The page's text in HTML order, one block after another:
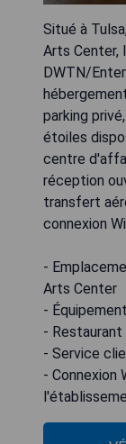
Situé à
Arts Center,
DWTN/
parking
étoiles
centre
réception
transfert
connexion
-
Arts Center
-
-
- Service
- Connexion